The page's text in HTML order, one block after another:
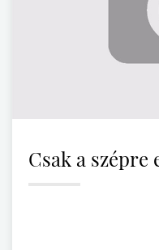
Csak a szépre